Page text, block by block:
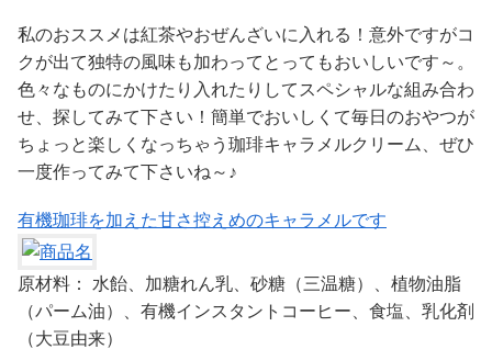
私のおススメは紅茶やおぜんざいに入れる！意外ですがコ
クが出て独特の風味も加わってとってもおいしいです～。
色々なものにかけたり入れたりしてスペシャルな組み合わ
せ、探してみて下さい！簡単でおいしくて毎日のおやつが
ちょっと楽しくなっちゃう珈琲キャラメルクリーム、ぜひ
一度作ってみて下さいね～♪
有機珈琲を加えた甘さ控えめのキャラメルです
原材料： 水飴、加糖れん乳、砂糖（三温糖）、植物油脂
（パーム油）、有機インスタントコーヒー、食塩、乳化剤
（大豆由来）